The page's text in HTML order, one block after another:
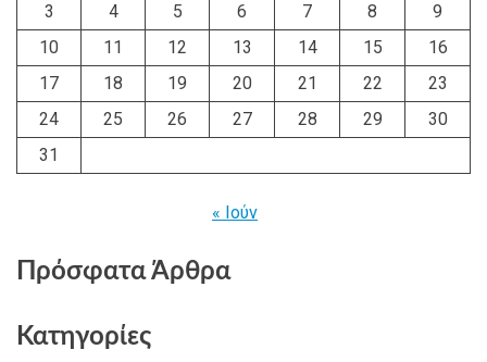
3
4 5 6 7 8
9
10
11 12 13 14 15
16
17
18 19 20 21 22
23
24
25 26 27 28 29
30
31
« Ιούν
Πρόσφατα Άρθρα
Κατηγορίες